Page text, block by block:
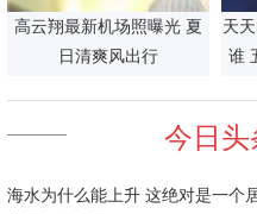
高云翔最新机场照曝光 夏
日清爽风出行
天
谁
今日头
海水为什么能上升 这绝对是一个